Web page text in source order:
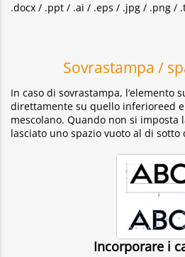
.docx / .ppt / .ai / .eps / .jpg / .png /
Sovrastampa /
In caso di sovrastampa, l‘elemento
direttamente su quello inferioreed
mescolano. Quando non si imposta
lasciato uno spazio vuoto al di
Incorporare i